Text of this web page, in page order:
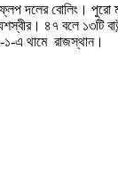
দলের বোলিং।
৪৭ বলে ১৩টি
১-এ থামে রাজস্থান।